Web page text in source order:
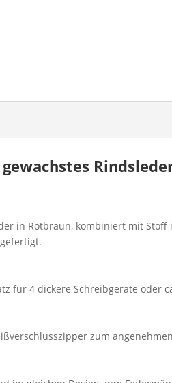
in Rotbraun, kombiniert mit
für 4 dickere Schreibgeräte oder
zum